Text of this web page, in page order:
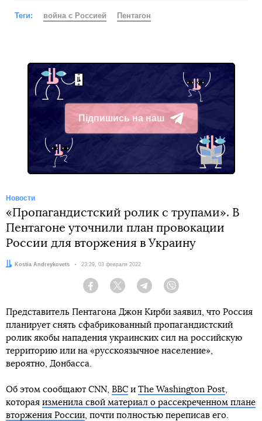
Теги: война с Россией Пентагон
Підпишись на наш
Telegram
Новости
«Пропагандистский ролик с трупами». В
Пентагоне уточнили план провокации
России для вторжения в Украину
Автор:Kostia Andreykovets Дата:
23:29, 03 февраля 2022
Facebook Twitter Telegram
Представитель Пентагона Джон Кирби заявил, что Россия
планирует снять сфабрикованный пропагандистский
ролик якобы нападения украинских сил на российскую
территорию или на «русскоязычное население»,
вероятно, Донбасса.
Об этом сообщают CNN, ВВС и The Washington Post,
которая изменила свой материал о рассекреченном плане
вторжения России, почти полностью переписав его.